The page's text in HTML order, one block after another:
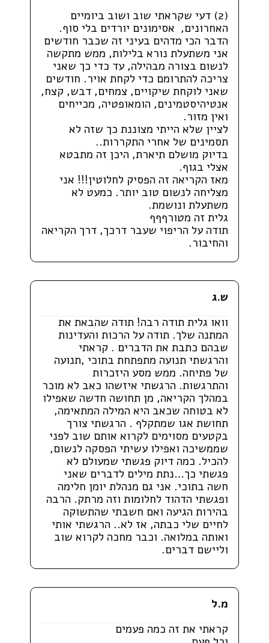
(2) דעי שקראתי שוב ושוב ביומיים
האחרונים, אסימונים יורדים בלי סוף.
הדבר הכי מדהים בעיני זה שכבר חודשים
אני משתעלת נורא בלילות, ממש מתקשה
לנשום בצורה מבהילה, עד כדי כך שאני
צריכה להתרומם כדי לקחת אויר. חודשים
שאני לוקחת שיקויים, צמחים, דבש, קצח,
אנטיהיסטמינים, הומאופטיה, מכייחים
ואין מזור.
לציין שלא הייתי מצוננת כך שזה לא
תסמינים של אחרי התקררות..
בדיוק מושלם תיארת, היכן זה מתבטא
אצלי בגוף.
מאז הקריאה זה הפסיק לחלוטין!!! אני
מצליחה לנשום טוב יותר. כמעט לא
משתעלת ונושמת.
גלית זה מטורףףף
תודה על הריפוי שעבר דרכך, דרך הקריאה
והחיבור.
ש.ג
וואו גלית תודה רבה! תודה שהבאת את
המתנה שלך. תודה על הרכות והעדינות
שבהם כתבת את הדברים . קראתי
והרגשתי תנועה מתפתחת בתוכי ,תנועה
של פתיחה. ממש מסע היזכרות
והתרגשות. הרגשתי איזשהו כאב לא מוכר
במהלך הקריאה, מן תחושה חדשה שאפילו
לא בטוחה שכאב היא המילה המתאימה,
תחושת אגו שמתקלף . הרגשתי צורך
בקטעים מסוימים לקרוא אותם שוב לפני
שממשיכה ואפילו עשיתי הפסקה לנשום,
להכיל. כמה דיוק פגשתי שמעולם לא
פגשתי כך…נתת מילים לדברים שאני
חשה בתוכי. אני גם מנהלת יומן חלימה
ופגשתי הדהוד לחלומות וזה מרתק. הרבה
בהירות הגיעה ואם חשבתי שהתשוקה
לחיים שלי כבתה, אז לא.. הרגשתי אותי
ואותה במלואה. וכבר מחכה לקרוא שוב
וליישם דברים.
מ.ל
קראתי את זה כמה פעמים